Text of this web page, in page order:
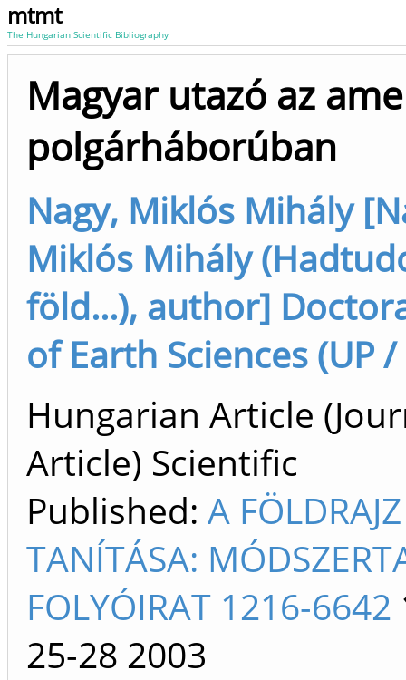
mtmt
The Hungarian Scientific Bibliography
Magyar utazó az
polgárháborúban
Nagy, Miklós Mihály
Miklós Mihály
föld...), author]
of Earth Sciences (UP /
Hungarian Article
Article) Scientific
Published: A FÖLDRAJZ
TANÍTÁSA:
FOLYÓIRAT 1216-6642
25-28 2003